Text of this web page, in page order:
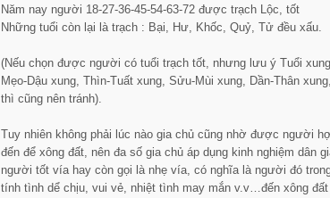
Năm nay người 18-27-36-45-54-63-72 được trạch Lộc, tốt
Những tuổi còn lại là trạch : Bại, Hư, Khốc, Quỷ, Tử đều xấu.
(Nếu chọn được người có tuổi trạch tốt, nhưng lưu ý Tuổi
Mẹo-Dậu xung, Thìn-Tuất xung, Sửu-Mùi xung, Dần-Thân
thì cũng nên tránh).
Tuy nhiên không phải lúc nào gia chủ cũng nhờ được người
đến để xông đất, nên đa số gia chủ áp dụng kinh nghiệm dân
người tốt vía hay còn gọi là nhẹ vía, có nghĩa là người đó
tính tình dể chịu, vui vẻ, nhiệt tình may mắn v.v…đến xông